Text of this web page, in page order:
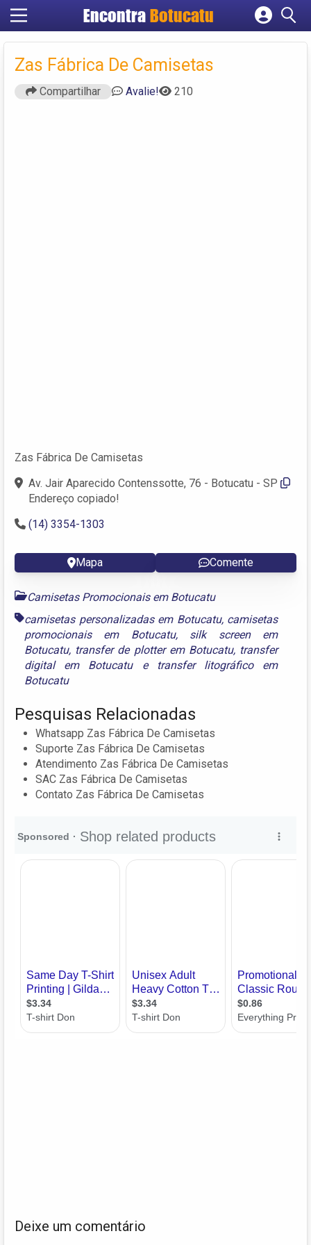
EncontraBotucatu
Cadastrar empresa
Criar conta
Zas Fábrica De Camisetas
Compartilhar Avalie! 210
Zas Fábrica De Camisetas
Av. Jair Aparecido Contenssotte, 76 - Botucatu - SP
Endereço copiado!
(14) 3354-1303
Mapa Comente
Camisetas Promocionais em Botucatu
camisetas personalizadas em Botucatu, camisetas
promocionais em Botucatu, silk screen em
Botucatu, transfer de plotter em Botucatu, transfer
digital em Botucatue
transfer litográfico em
Botucatu
Pesquisas Relacionadas
Whatsapp Zas Fábrica De Camisetas
Suporte Zas Fábrica De Camisetas
Atendimento Zas Fábrica De Camisetas
SAC Zas Fábrica De Camisetas
Contato Zas Fábrica De Camisetas
Deixe um comentário